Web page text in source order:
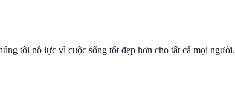
tôi nỗ lực vì cuộc sống tốt đẹp hơn cho tất cả mọi người.